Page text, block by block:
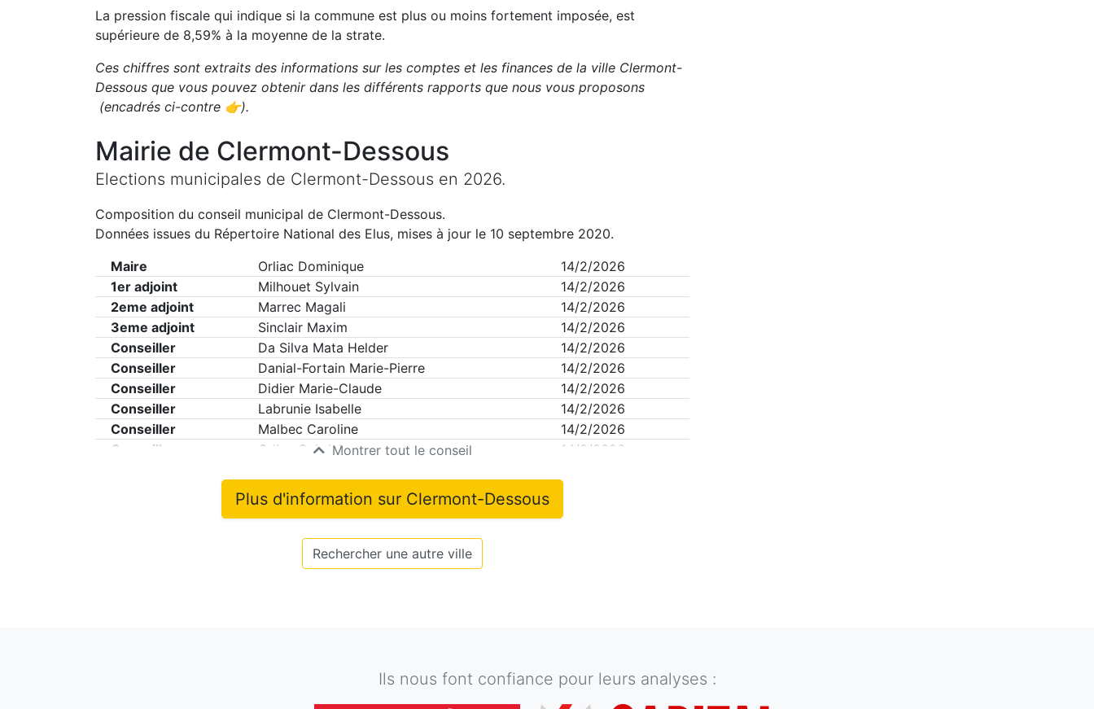
La pression fiscale qui indique si la commune est plus ou moins fortement imposée, est
supérieure de 8,59% à la moyenne de la strate.
Ces chiffres sont extraits des informations sur les comptes et les finances de la ville Clermont-
Dessous que vous pouvez obtenir dans les différents rapports que nous vous proposons
(encadrés ci-contre 👉).
Mairie de Clermont-Dessous
Elections municipales de Clermont-Dessous en 2026.
Composition du conseil municipal de Clermont-Dessous.
Données issues du Répertoire National des Elus, mises à jour le 10 septembre 2020.
Maire
Orliac Dominique
14/2/2026
1er adjoint
Milhouet Sylvain
14/2/2026
2eme adjoint
Marrec Magali
14/2/2026
3eme adjoint
Sinclair Maxim
14/2/2026
Conseiller
Da Silva Mata Helder
14/2/2026
Conseiller
Danial-Fortain Marie-Pierre
14/2/2026
Conseiller
Didier Marie-Claude
14/2/2026
Conseiller
Labrunie Isabelle
14/2/2026
Conseiller
Malbec Caroline
14/2/2026
Conseiller
Orliac Gabriel 14/2/2026
Montrer tout le conseil
Plus d'information sur Clermont-Dessous
Rechercher une autre ville
Ils nous font confiance pour leurs analyses :